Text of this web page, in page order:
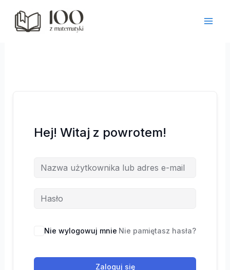
treści
Hej! Witaj z powrotem!
Nie wylogowuj mnie Nie pamiętasz hasła?
Zaloguj się